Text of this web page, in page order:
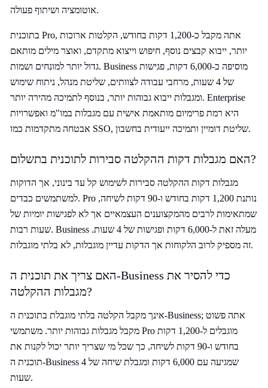
אוטומציה ושיתוף פעולה.​
בתוכנית Pro, אתה מקבל כ-1,200 דקות בחודש, הקלטות ארוכות
יותר, ייבוא קבצים נוסף, חיפוש וייצוא מתקדם, ואוצר מילים מותאם
גדול יותר למונחים ושמות. Business מוסיפה כ-6,000 דקות, פגישות
של 4 שעות, מרחבי עבודה לצוותים, שליטת מנהל, ניתוח שימוש
ומגבלות ייבוא גבוהות יותר, בנוסף לתמיכה מהירה יותר. Enterprise
היא רמת פרימיום מותאמת אישית עם מגבלות במו"מ ואפשרויות
אבטחה מתקדמות כמו SSO, שליטת דומיין ותמיכה ייעודית בחשבון.
האם מגבלות דקות ההקלטה סבירות לתוכנית בתשלום?
מגבלות דקות ההקלטה סבירות לשימוש קל עד בינוני, אך הדוקות
למשתמשים כבדים. Pro נותנת 1,200 דקות בחודש ו-90 דקות לשיחה,
שמתאימות לרבים מהמקצוענים העצמאיים אך לא לפגישות יומיות של
שעות רבות. Business מעלה זאת ל-6,000 דקות ופגישות של 4 שעות.
זה מספיק לרוב הלקוחות אך הדקות עדיין מוגבלות, לא בלתי מוגבלות.
האם צריך את תוכנית ה-Business כדי להסיר את
מגבלות ההקלטה?
אינך מקבל הקלטה בלתי מוגבלת בתוכנית ה-Business; אתה פשוט
מקבל מגבלות גבוהות יותר. משתמשי Pro מוגבלים ל-1,200 דקות
בחודש ו-90 דקות לשיחה, כך שכל מי שצריך יותר יכול לקנות את
תוכנית ה-Business שמגיעה עם 6,000 דקות ומגבלת שיחה של 4
שעות.